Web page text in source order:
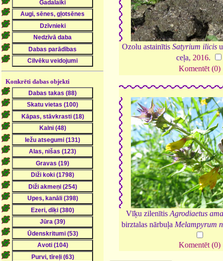
Konkrēti dabas objekti
Ozolu astainītisSatyrium ilicis
ceļa, 2016.
Komentēt (0)
Vīķu zilenītisAgrodiaetus
birztalas nārbuļa Melampyrum
Komentēt (0)